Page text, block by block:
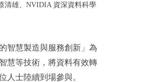
清雄、NVIDIA 資深資料科學
智慧製造與服務創新」為
慧等技術，將資料有效轉
人士陸續到場參與。